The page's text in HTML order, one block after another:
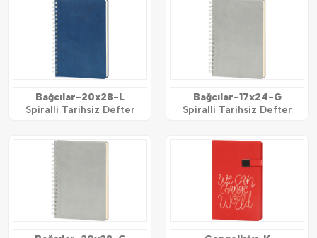
Bağcılar-20x28-L
Spiralli Tarihsiz Defter
Bağcılar-17x24-G
Spiralli Tarihsiz Defter